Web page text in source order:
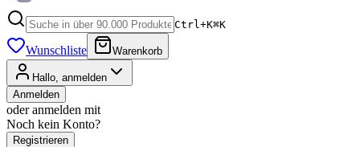
Ctrl+K⌘K
Wunschliste Warenkorb
Hallo, anmelden
Anmelden
oder anmelden mit
Noch kein Konto?
Registrieren